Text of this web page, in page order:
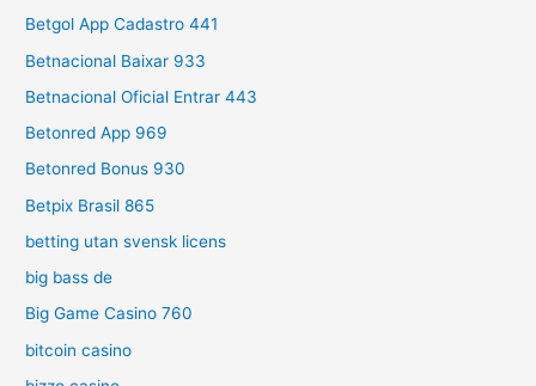
Betgol App Cadastro 441
Betnacional Baixar 933
Betnacional Oficial Entrar 443
Betonred App 969
Betonred Bonus 930
Betpix Brasil 865
betting utan svensk licens
big bass de
Big Game Casino 760
bitcoin casino